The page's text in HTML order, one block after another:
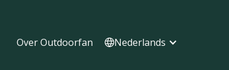
Over Outdoorfan Nederlands